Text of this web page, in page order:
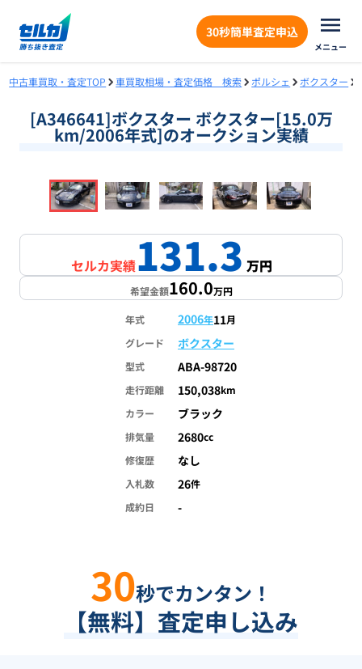
30秒簡単査定申込
メニュー
中古車買取・査定TOP 車買取相場・査定価格 検索 ポルシェ ボクスター
[A346641]ボクスター ボクスター[15.0万
km/2006年式]のオークション実績
1/16
セルカ実績131.3万円
希望金額160.0万円
年式 2006年11月
グレード
ボクスター
型式 ABA-98720
走行距離 150,038km
カラー
ブラック
排気量 2680cc
修復歴
なし
入札数 26件
成約日
-
30秒でカンタン！
【無料】査定申し込み